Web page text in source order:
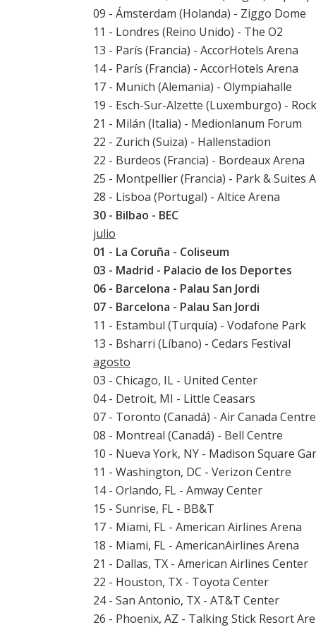
09 - Ámsterdam (Holanda) - Ziggo Dome
11 - Londres (Reino Unido) - The O2
13 - París (Francia) - AccorHotels Arena
14 - París (Francia) - AccorHotels Arena
17 - Munich (Alemania) - Olympiahalle
19 - Esch-Sur-Alzette (Luxemburgo) -
21 - Milán (Italia) - Medionlanum Forum
22 - Zurich (Suiza) - Hallenstadion
22 - Burdeos (Francia) - Bordeaux Arena
25 - Montpellier (Francia) - Park & Suites
28 - Lisboa (Portugal) - Altice Arena
30 - Bilbao - BEC
julio
01 - La Coruña - Coliseum
03 - Madrid - Palacio de los Deportes
06 - Barcelona - Palau San Jordi
07 - Barcelona - Palau San Jordi
11 - Estambul (Turquía) - Vodafone Park
13 - Bsharri (Líbano) - Cedars Festival
agosto
03 - Chicago, IL - United Center
04 - Detroit, MI - Little Ceasars
07 - Toronto (Canadá) - Air Canada Centre
08 - Montreal (Canadá) - Bell Centre
10 - Nueva York, NY - Madison Square
11 - Washington, DC - Verizon Centre
14 - Orlando, FL - Amway Center
15 - Sunrise, FL - BB&T
17 - Miami, FL - American Airlines Arena
18 - Miami, FL - AmericanAirlines Arena
21 - Dallas, TX - American Airlines Center
22 - Houston, TX - Toyota Center
24 - San Antonio, TX - AT&T Center
26 - Phoenix, AZ - Talking Stick Resort